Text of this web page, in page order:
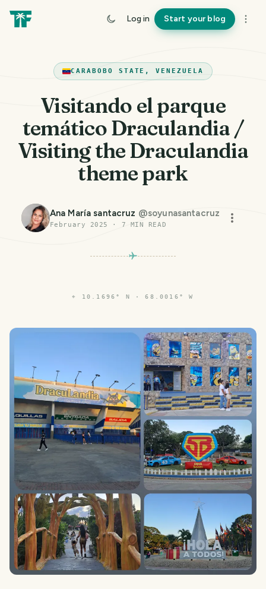
Log in Start your blog
CARABOBO STATE, VENEZUELA
Visitando el parque
temático Draculandia /
Visiting the Draculandia
theme park
Ana María santacruz @soyunasantacruz
February 2025 · 7 MIN READ
⌖ 10.1696° N · 68.0016° W